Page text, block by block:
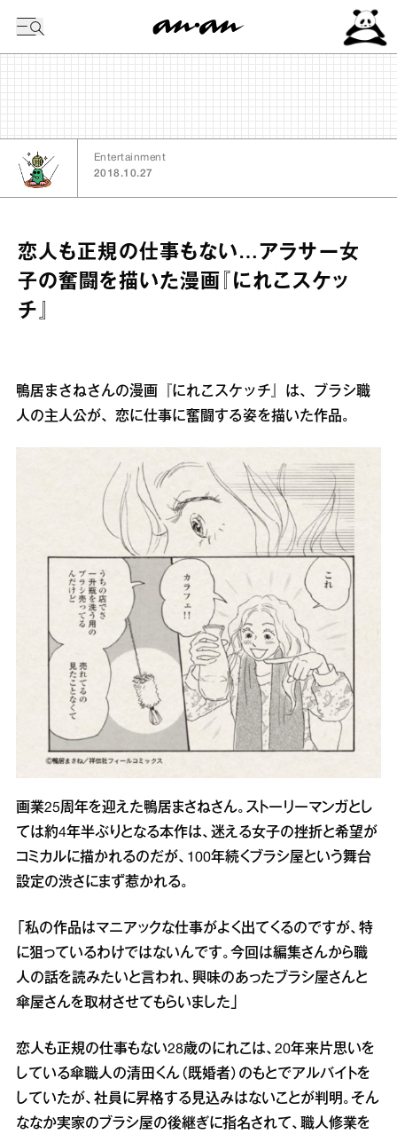
Entertainment
2018.10.27
恋人も正規の仕事もない…アラサー女
子の奮闘を描いた漫画『にれこスケッ
チ』
鴨居まさねさんの漫画『にれこスケッチ』は、ブラシ職
人の主人公が、恋に仕事に奮闘する姿を描いた作品。
画業25周年を迎えた鴨居まさねさん。ストーリーマンガとし
ては約4年半ぶりとなる本作は、迷える女子の挫折と希望が
コミカルに描かれるのだが、100年続くブラシ屋という舞台
設定の渋さにまず惹かれる。
「私の作品はマニアックな仕事がよく出てくるのですが、特
に狙っているわけではないんです。今回は編集さんから職
人の話を読みたいと言われ、興味のあったブラシ屋さんと
傘屋さんを取材させてもらいました」
恋人も正規の仕事もない28歳のにれこは、20年来片思いを
している傘職人の清田くん（既婚者）のもとでアルバイトを
していたが、社員に昇格する見込みはないことが判明。そん
ななか実家のブラシ屋の後継ぎに指名されて、職人修業を